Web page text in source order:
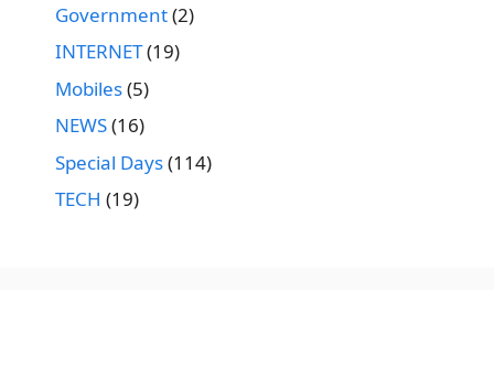
Government(2)
INTERNET(19)
Mobiles(5)
NEWS(16)
Special Days(114)
TECH (19)